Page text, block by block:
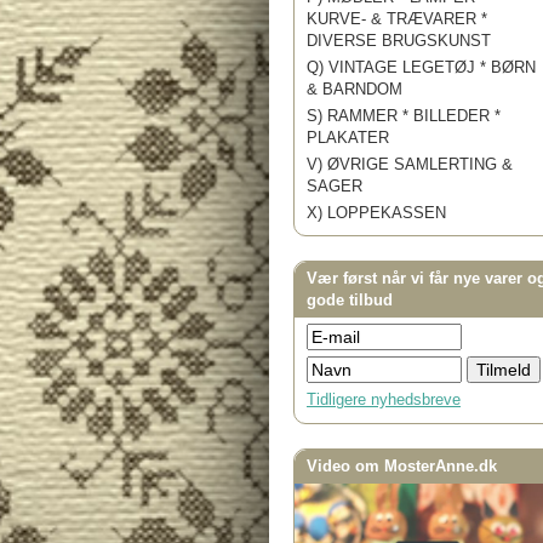
KURVE- & TRÆVARER *
DIVERSE BRUGSKUNST
Q) VINTAGE LEGETØJ * BØRN
& BARNDOM
S) RAMMER * BILLEDER *
PLAKATER
V) ØVRIGE SAMLERTING &
SAGER
X) LOPPEKASSEN
Vær først når vi får nye varer
gode tilbud
Tidligere nyhedsbreve
Video om MosterAnne.dk